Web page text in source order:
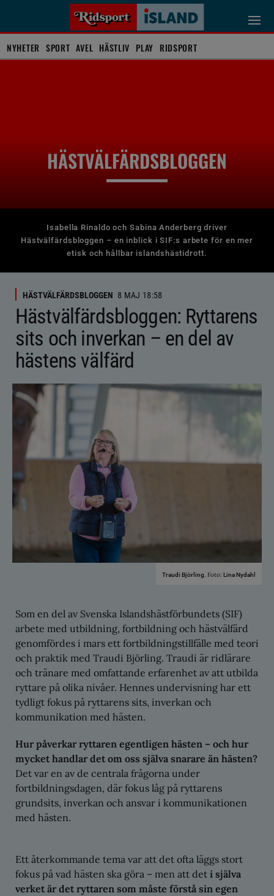
NYHETER SPORT AVEL HÄSTLIV PLAY RIDSPORT
HÄSTVÄLFÄRDSBLOGGEN
Isabella Rinaldo och Sabina Anderberg driver
Hästvälfärdsbloggen – en inblick i SIF:s arbete för en mer
etisk och hållbar islandshästidrott.
HÄSTVÄLFÄRDSBLOGGEN 8 MAJ 18:58
Hästvälfärdsbloggen: Ryttarens
sits och inverkan – en del av
hästens välfärd
Traudi Björling. Foto: Lina Nydahl
Som en del av Svenska Islandshästförbundets (SIF)
arbete med utbildning, fortbildning och hästvälfärd
genomfördes i mars ett fortbildningstillfälle med teori
och praktik med Traudi Björling. Traudi är ridlärare
och tränare med omfattande erfarenhet av att utbilda
ryttare på olika nivåer. Hennes undervisning har ett
tydligt fokus på ryttarens sits, inverkan och
kommunikation med hästen.
Hur påverkar ryttaren egentligen hästen – och hur
mycket handlar det om oss själva snarare än hästen?
Det var en av de centrala frågorna under
fortbildningsdagen, där fokus låg på ryttarens
grundsits, inverkan och ansvar i kommunikationen
med hästen.
Ett återkommande tema var att det ofta läggs stort
fokus på vad hästen ska göra – men att det i själva
verket är det ryttaren som måste förstå sin egen